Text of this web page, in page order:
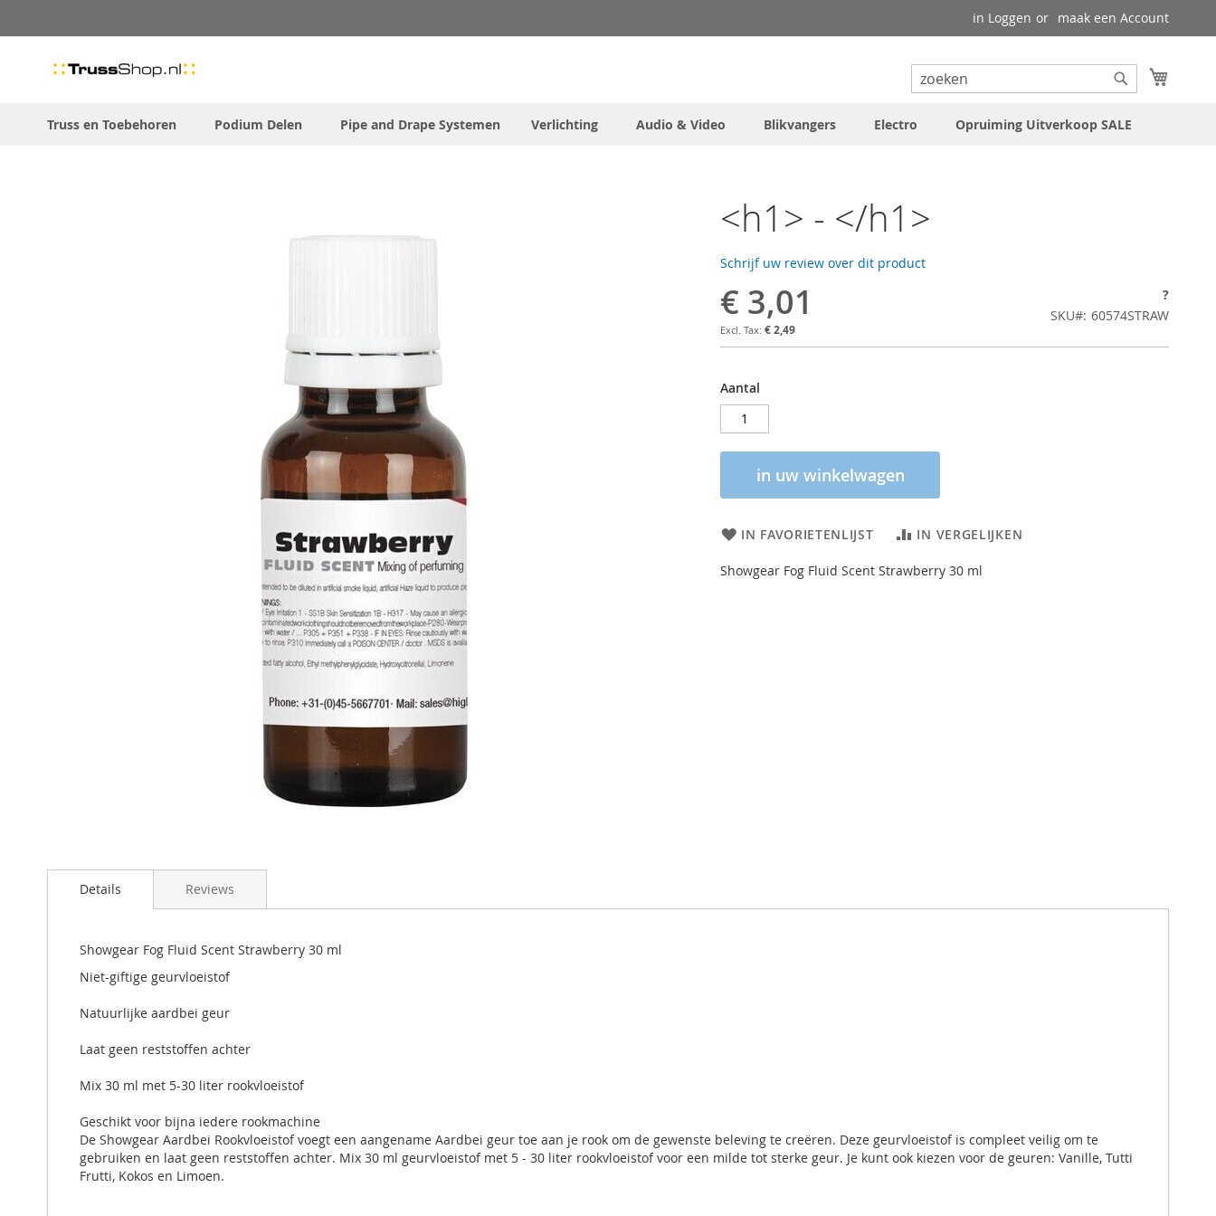
to
in Loggen maak een Account
Search
Truss en Toebehoren
Podium Delen Pipe and Drape Systemen Verlichting Audio & Video Blikvangers Electro Opruiming Uitverkoop SALE
<h1> - </h1>
Schrijf uw review over dit product
€ 3,01
€ 2,49
?
SKU
60574STRAW
Aantal
in uw winkelwagen
IN FAVORIETENLIJST IN VERGELIJKEN
Showgear Fog Fluid Scent Strawberry 30 ml
Details Reviews
Showgear Fog Fluid Scent Strawberry 30 ml
Niet-giftige geurvloeistof
Natuurlijke aardbei geur
Laat geen reststoffen achter
Mix 30 ml met 5-30 liter rookvloeistof
Geschikt voor bijna iedere rookmachine
De Showgear Aardbei Rookvloeistof voegt een aangename Aardbei geur toe aan je rook om de gewenste beleving te creëren. Deze geurvloeistof is compleet veilig om te
gebruiken en laat geen reststoffen achter. Mix 30 ml geurvloeistof met 5 - 30 liter rookvloeistof voor een milde tot sterke geur. Je kunt ook kiezen voor de geuren: Vanille, Tutti
Frutti, Kokos en Limoen.